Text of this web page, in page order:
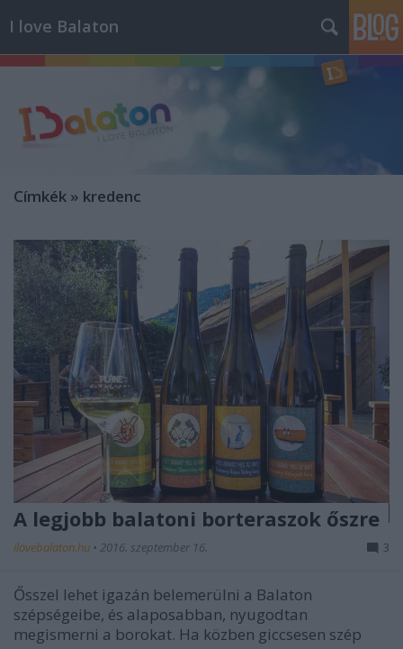
I love Balaton
Címkék » kredenc
A legjobb balatoni borteraszok őszre
ilovebalaton.hu • 2016. szeptember 16. 3
Ősszel lehet igazán belemerülni a Balaton
szépségeibe, és alaposabban, nyugodtan
megismerni a borokat. Ha közben giccsesen szép